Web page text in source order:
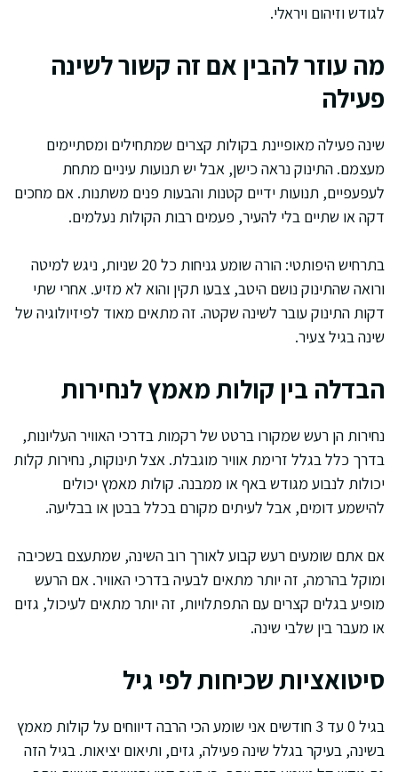
לגודש וזיהום ויראלי.
מה עוזר להבין אם זה קשור לשינה
פעילה
שינה פעילה מאופיינת בקולות קצרים שמתחילים ומסתיימים
מעצמם. התינוק נראה כישן, אבל יש תנועות עיניים מתחת
לעפעפיים, תנועות ידיים קטנות והבעות פנים משתנות. אם מחכים
דקה או שתיים בלי להעיר, פעמים רבות הקולות נעלמים.
בתרחיש היפותטי: הורה שומע גניחות כל 20 שניות, ניגש למיטה
ורואה שהתינוק נושם היטב, צבעו תקין והוא לא מזיע. אחרי שתי
דקות התינוק עובר לשינה שקטה. זה מתאים מאוד לפיזיולוגיה של
שינה בגיל צעיר.
הבדלה בין קולות מאמץ לנחירות
נחירות הן רעש שמקורו ברטט של רקמות בדרכי האוויר העליונות,
בדרך כלל בגלל זרימת אוויר מוגבלת. אצל תינוקות, נחירות קלות
יכולות לנבוע מגודש באף או ממבנה. קולות מאמץ יכולים
להישמע דומים, אבל לעיתים מקורם בכלל בבטן או בבליעה.
אם אתם שומעים רעש קבוע לאורך רוב השינה, שמתעצם בשכיבה
ומוקל בהרמה, זה יותר מתאים לבעיה בדרכי האוויר. אם הרעש
מופיע בגלים קצרים עם התפתלויות, זה יותר מתאים לעיכול, גזים
או מעבר בין שלבי שינה.
סיטואציות שכיחות לפי גיל
בגיל 0 עד 3 חודשים אני שומע הכי הרבה דיווחים על קולות מאמץ
בשינה, בעיקר בגלל שינה פעילה, גזים, ותיאום יציאות. בגיל הזה